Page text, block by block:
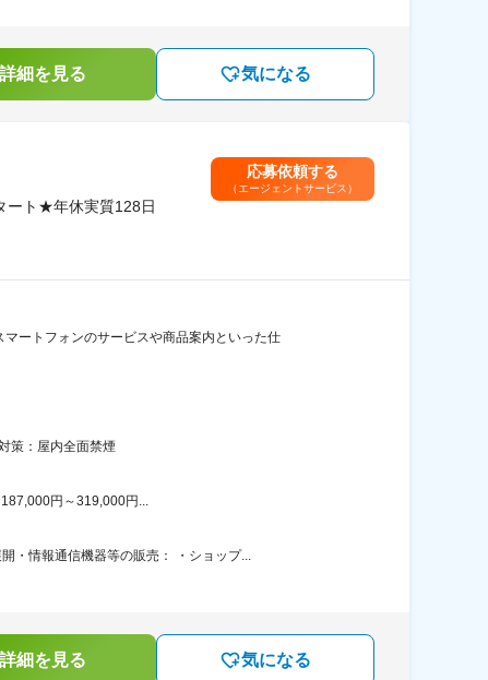
細を見る 気になる
ート★年休実質128日
応募依頼する
（エージェントサービス）
ートフォンのサービスや商品案内といった仕
策：屋内全面禁煙
円～319,000円...
・情報通信機器等の販売： ・ショップ...
細を見る 気になる